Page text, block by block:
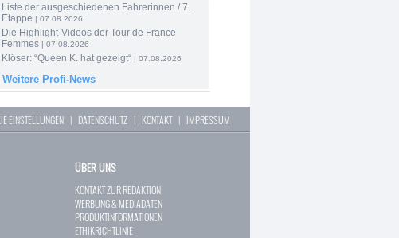
Liste der ausgeschiedenen Fahrerinnen / 7.
Etappe | 07.08.2026
Die Highlight-Videos der Tour de France
Femmes | 07.08.2026
Klöser: “Queen K. hat gezeigt“ | 07.08.2026
Weitere Profi-News
EINSTELLUNGEN | DATENSCHUTZ | KONTAKT| IMPRESSUM
ÜBER UNS
KONTAKT ZUR REDAKTION
WERBUNG & MEDIADATEN
PRODUKTINFORMATIONEN
ETHIKRICHTLINIE